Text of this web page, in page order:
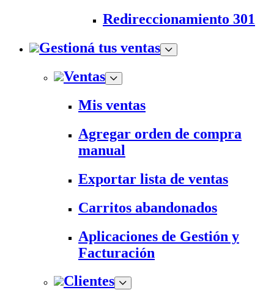
Redireccionamiento 301
Gestioná tus ventas
Ventas
Mis ventas
Agregar orden de compra
manual
Exportar lista de ventas
Carritos abandonados
Aplicaciones de Gestión y
Facturación
Clientes